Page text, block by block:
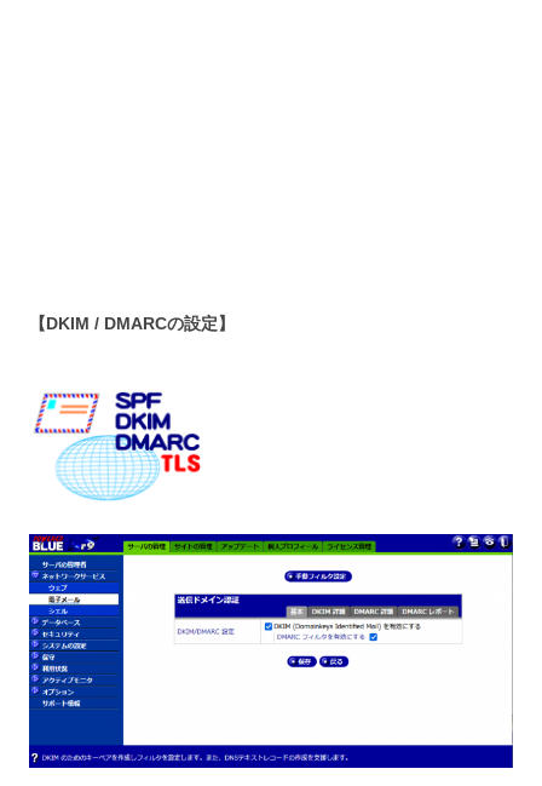
【DKIM / DMARCの設定】